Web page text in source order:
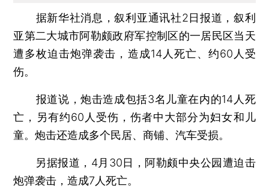
据新华社消息，叙利亚通讯社2日报道，叙利
亚第二大城市阿勒颇政府军控制区的一居民区当天
遭多枚迫击炮弹袭击，造成14人死亡、约60人受
伤。
报道说，炮击造成包括3名儿童在内的14人死
亡，另有约60人受伤，伤者中大部分为妇女和儿
童。炮击还造成多个民居、商铺、汽车受损。
另据报道，4月30日，阿勒颇中央公园遭迫击
炮弹袭击，造成7人死亡。